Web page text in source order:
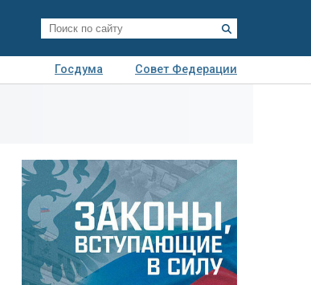
Госдума
Совет Федерации